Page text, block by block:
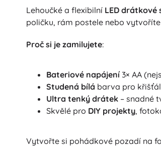
Puzzle
Lehoučké a flexibilní LED drátkové
poličku, rám postele nebo
Proč si je zamilujete:
Bateriové napájení 3× AA
Studená bílá barva pro
Ultra tenký drátek – snadné
Skvělé pro DIY projekty,
Vytvořte si pohádkové pozadí na